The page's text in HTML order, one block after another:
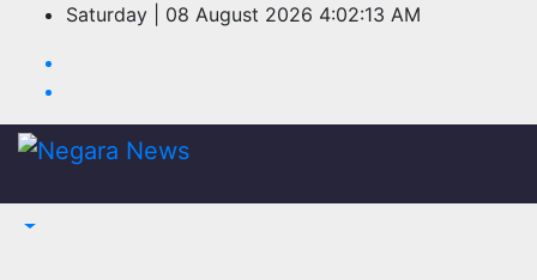
content
Saturday | 08 August 2026 4:02:13 AM